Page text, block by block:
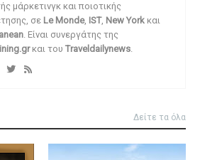
μάρκετινγκ και ποιοτικής
σε Le Monde, IST, New York και
. Είναι συνεργάτης της
και του Traveldailynews.
Δείτε τα όλα